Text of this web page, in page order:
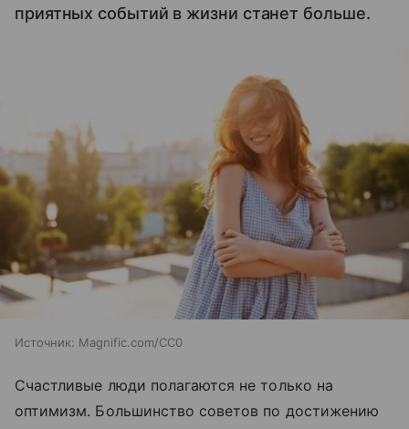
приятных событий в жизни станет больше.
Источник: Magnific.com/CC0
Счастливые люди полагаются не только на
оптимизм. Большинство советов по достижению